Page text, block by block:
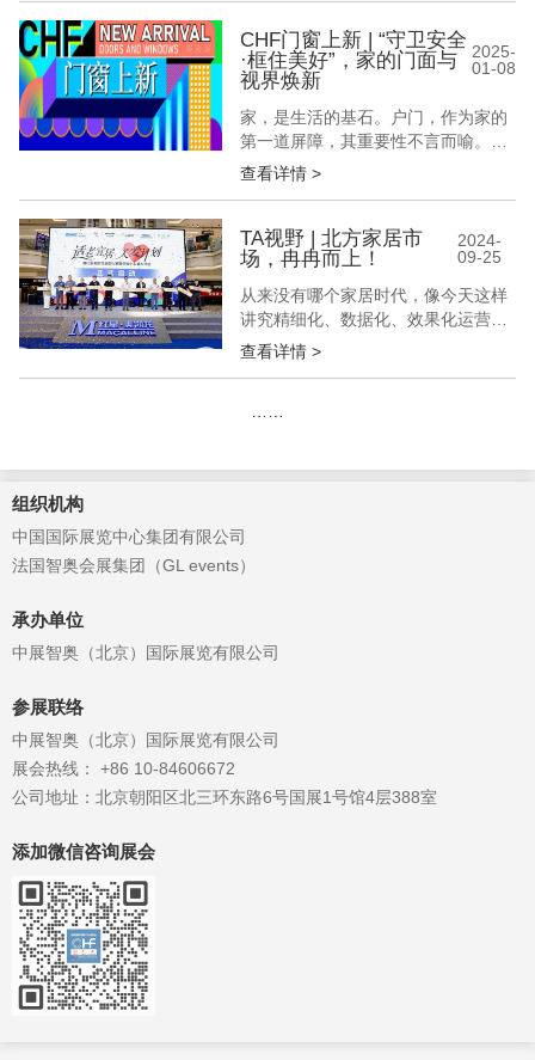
POD设计力量 品牌制造力 媒体传播
力 设计创造力 聚力，如星辰交汇，
照亮前行之路 构筑...
CHF门窗上新 | “守卫安全
·框住美好”，家的门面与
视界焕新
2025-
01-08
家，是生活的基石。户门，作为家的
第一道屏障，其重要性不言而喻。一
扇坚固精美的户门，是家的忠诚“卫
住了四季变换的美景，更能有效阻隔
外界噪音，营造一方静谧空间。从户
门到门窗，每一次的更新换代，是安
全与美好的共融，也是对生活品质的
执...
查看详情 >
TA视野 | 北方家居市
场，冉冉而上！
2024-
09-25
从来没有哪个家居时代，像今天这样
讲究精细化、数据化、效果化运营。
在房地产持续调整、消费回暖不及预
中，渠道竞争正上升到前所未有的激
查看详情 >
组织机构
中国国际展览中心集团有限公司
法国智奥会展集团（GL events）
承办单位
中展智奥（北京）国际展览有限公司
参展联络
中展智奥（北京）国际展览有限公司
展会热线： +86 10-84606672
公司地址：北京朝阳区北三环东路6号国展1号馆4层388室
添加微信咨询展会